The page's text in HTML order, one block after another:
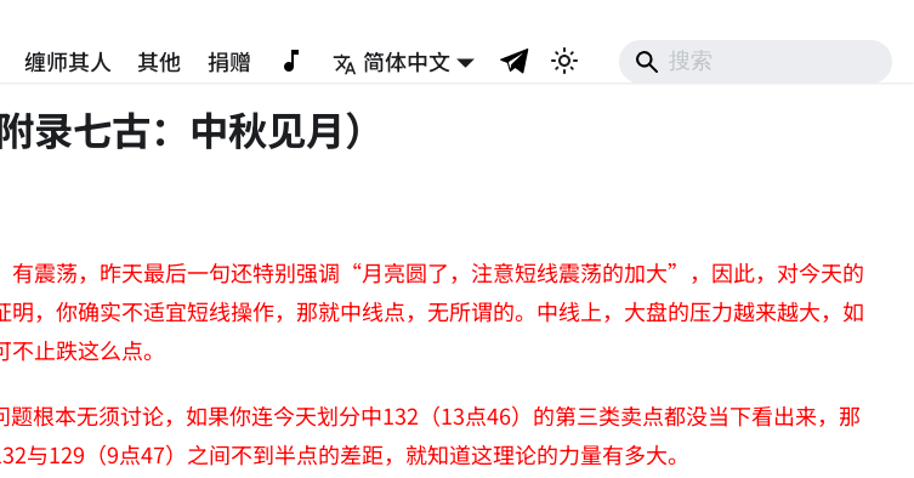
缠师其人 其他 捐赠
简体中文
录七古：中秋见月）
有震荡，昨天最后一句还特别强调“月亮圆了，注意短线震荡的加大”，因此，对今天的
，你确实不适宜短线操作，那就中线点，无所谓的。中线上，大盘的压力越来越大，如
止跌这么点。
根本无须讨论，如果你连今天划分中132（13点46）的第三类卖点都没当下看出来，那
与129（9点47）之间不到半点的差距，就知道这理论的力量有多大。